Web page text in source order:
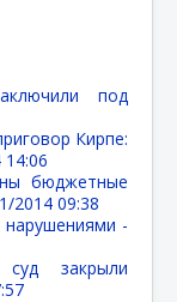
под
Кирпе:
бюджетные
2014 09:38
-
закрыли